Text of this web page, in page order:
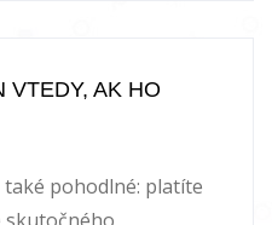
VTEDY, AK HO
pohodlné: platíte